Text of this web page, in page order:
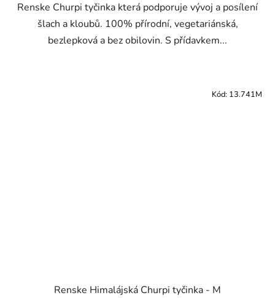
Renske Churpi tyčinka která podporuje vývoj a posílení
šlach a kloubů. 100% přírodní, vegetariánská,
bezlepková a bez obilovin. S přídavkem...
Renske Himalájská Churpi tyčinka - M
Kód: 13.741M